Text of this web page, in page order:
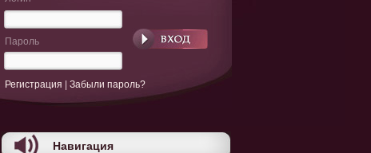
Пароль
Регистрация Забыли пароль?
Навигация